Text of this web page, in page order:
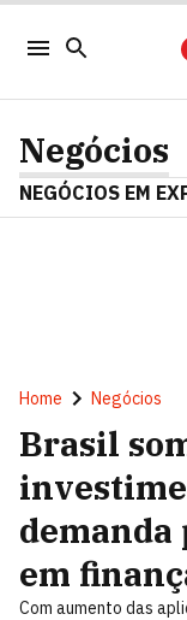
Negócios
NEGÓCIOS EM
Home Negócios
Brasil
demanda
em
Com aumento das